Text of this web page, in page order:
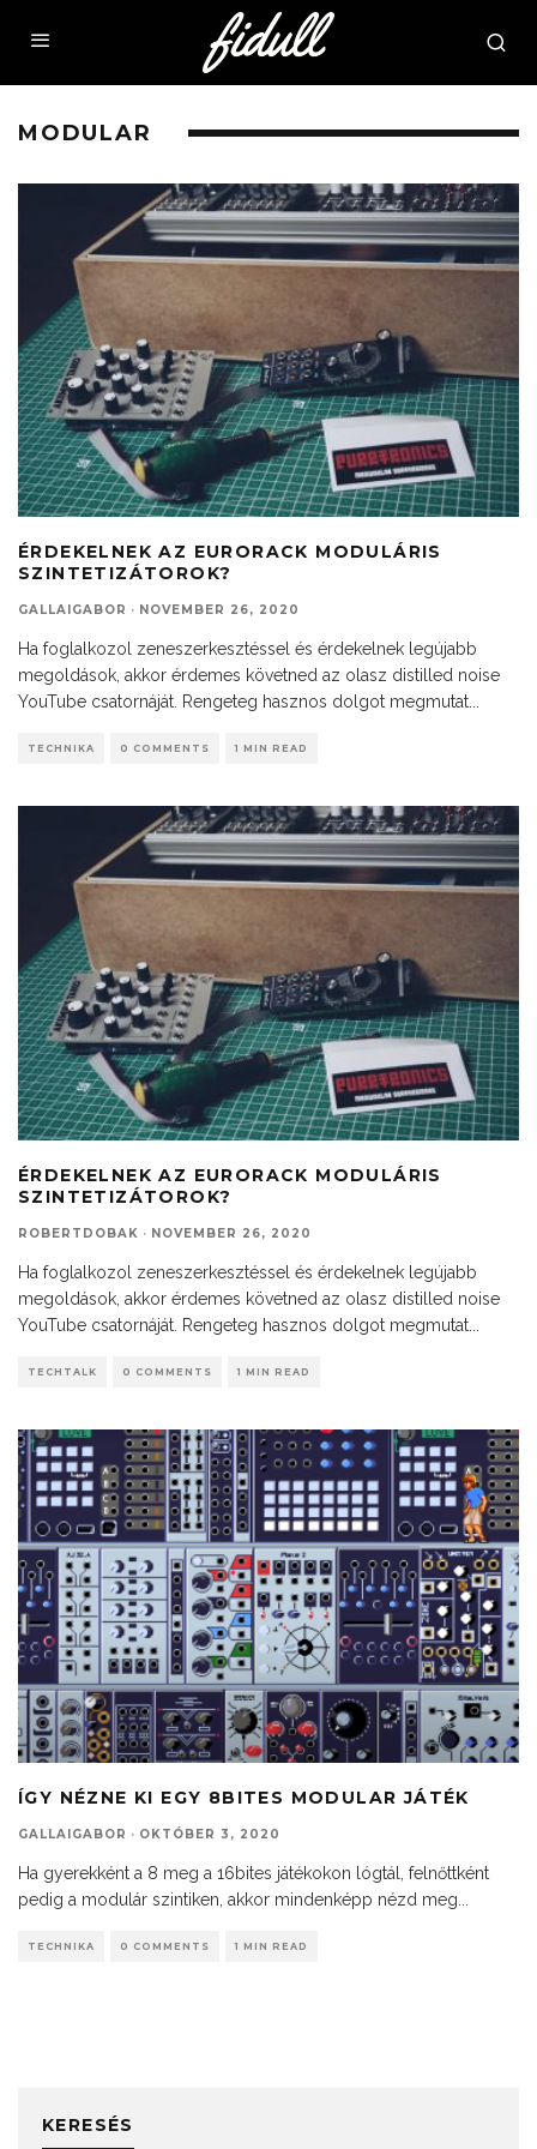
MODULAR
ÉRDEKELNEK AZ EURORACK MODULÁRIS
SZINTETIZÁTOROK?
GALLAIGABOR · NOVEMBER 26, 2020
Ha foglalkozol zeneszerkesztéssel és érdekelnek legújabb
megoldások, akkor érdemes követned az olasz distilled noise
YouTube csatornáját. Rengeteg hasznos dolgot megmutat
TECHNIKA 0 COMMENTS 1 MIN READ
ÉRDEKELNEK AZ EURORACK MODULÁRIS
SZINTETIZÁTOROK?
ROBERTDOBAK · NOVEMBER 26, 2020
Ha foglalkozol zeneszerkesztéssel és érdekelnek legújabb
megoldások, akkor érdemes követned az olasz distilled noise
YouTube csatornáját. Rengeteg hasznos dolgot megmutat
TECHTALK 0 COMMENTS 1 MIN READ
ÍGY NÉZNE KI EGY 8BITES MODULAR JÁTÉK
GALLAIGABOR · OKTÓBER 3, 2020
Ha gyerekként a 8 meg a 16bites játékokon lógtál, felnőttként
pedig a modulár szintiken, akkor mindenképp nézd meg...
TECHNIKA 0 COMMENTS 1 MIN READ
KERESÉS